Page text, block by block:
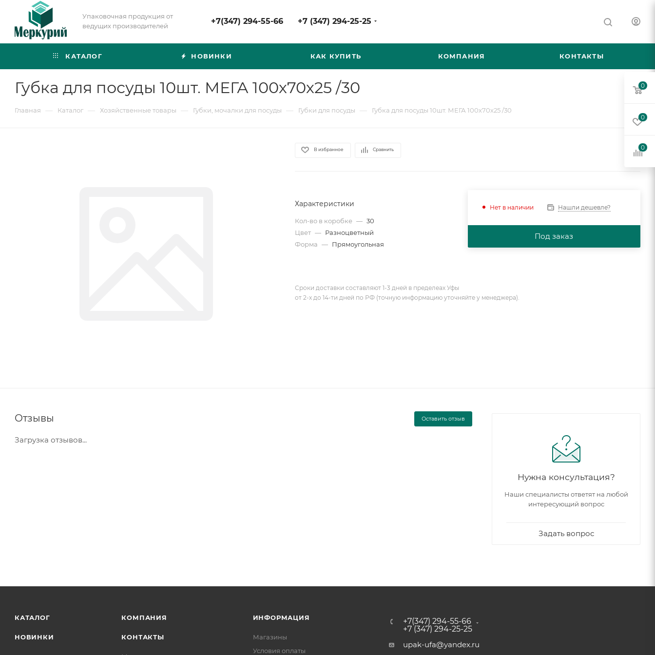
Упаковочная продукция от
ведущих производителей
+7(347) 294-55-66 +7 (347) 294-25-25
КАТАЛОГ НОВИНКИ КАК КУПИТЬ КОМПАНИЯ КОНТАКТЫ
Губка для посуды 10шт. МЕГА 100х70х25 /30
Главная — Каталог — Хозяйственные товары — Губки, мочалки для посуды — Губки для посуды — Губка для посуды 10шт. МЕГА 100х70х25 /30
В избранное Сравнить
Характеристики
Кол-во в коробке — 30
Цвет — Разноцветный
Форма — Прямоугольная
Нет в наличии Нашли дешевле?
Под заказ
Сроки доставки составляют 1-3 дней в пределеах Уфы
от 2-х до 14-ти дней по РФ (точную информацию уточняйте у менеджера).
Отзывы Оставить отзыв
Загрузка отзывов...
Нужна консультация?
Наши специалисты ответят на любой
интересующий вопрос
Задать вопрос
КАТАЛОГ
НОВИНКИ
КОМПАНИЯ
КОНТАКТЫ
ИНФОРМАЦИЯ
Магазины
Условия оплаты
+7(347) 294-55-66
+7 (347) 294-25-25
upak-ufa@yandex.ru
0
0
0